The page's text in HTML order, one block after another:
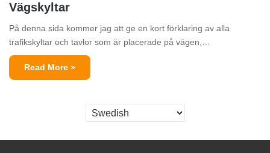
Vägskyltar
På denna sida kommer jag att ge en kort förklaring av alla
trafikskyltar och tavlor som är placerade på vägen,…
Read More »